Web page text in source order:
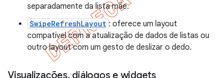
separadamente da lista mãe.
SwipeRefreshLayout : oferece um layout
compatível com a atualização de dados de listas ou
outro layout com um gesto de deslizar o dedo.
Visualizações, diálogos e widgets